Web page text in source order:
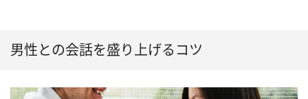
男性との会話を盛り上げるコツ